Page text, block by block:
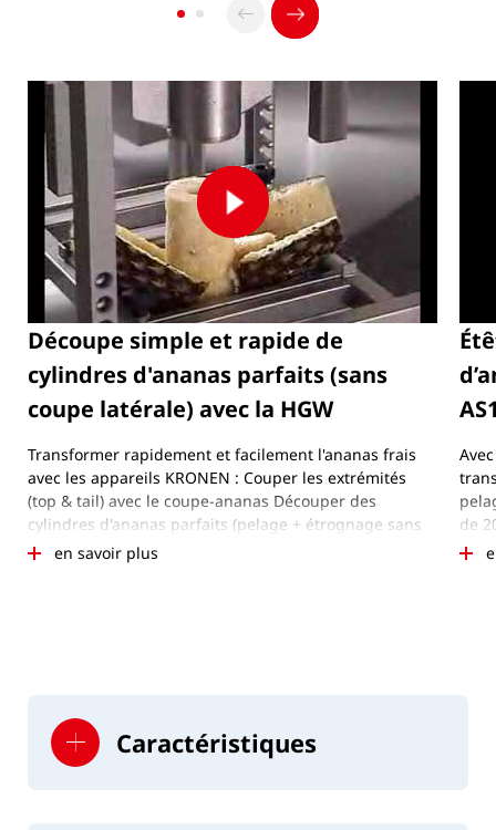
Découpe simple et rapide de
cylindres d'ananas parfaits (sans
coupe latérale) avec la HGW
Transformer rapidement et facilement l'ananas frais
avec les appareils KRONEN : Couper les extrémités
(top & tail) avec le coupe-ananas Découper des
cylindres d'ananas parfaits (pelage + étrognage sans
coupe latérale) avec la presse manuelle HGW Couper
des tranches avec le coupe-ananas
en savoir plus
de
Caractéristiques